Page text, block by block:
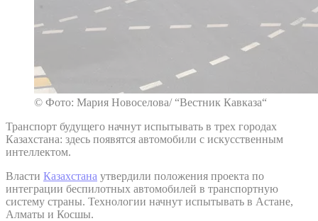
© Фото: Мария Новоселова/ “Вестник Кавказа“
Транспорт будущего начнут испытывать в трех городах
Казахстана: здесь появятся автомобили с искусственным
интеллектом.
Власти Казахстана утвердили положения проекта по
интеграции беспилотных автомобилей в транспортную
систему страны. Технологии начнут испытывать в Астане,
Алматы и Косшы.